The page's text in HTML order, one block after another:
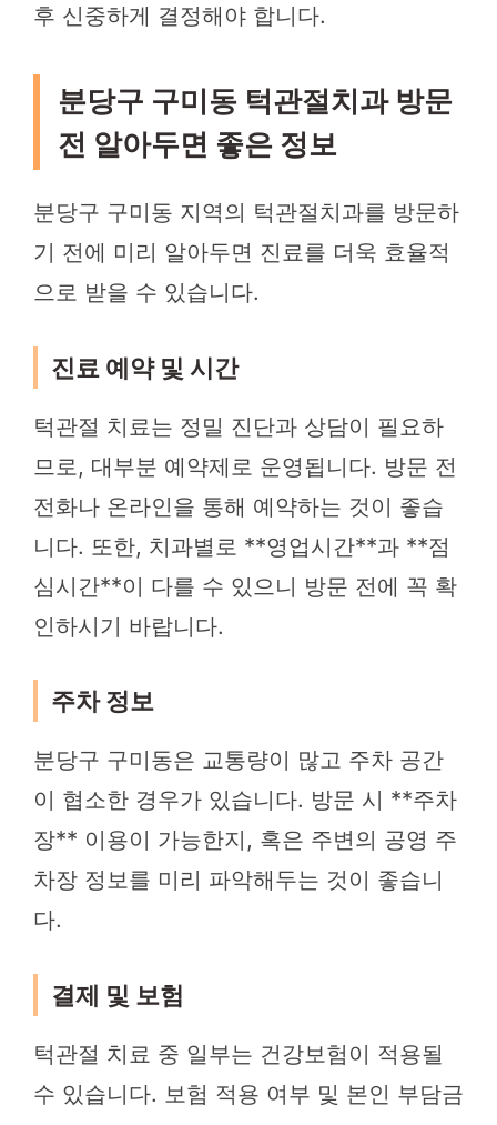
후 신중하게 결정해야 합니다.
분당구 구미동 턱관절치과 방문
전 알아두면 좋은 정보
분당구 구미동 지역의 턱관절치과를 방문하
기 전에 미리 알아두면 진료를 더욱 효율적
으로 받을 수 있습니다.
진료 예약 및 시간
턱관절 치료는 정밀 진단과 상담이 필요하
므로, 대부분 예약제로 운영됩니다. 방문 전
전화나 온라인을 통해 예약하는 것이 좋습
니다. 또한, 치과별로 **영업시간**과 **점
심시간**이 다를 수 있으니 방문 전에 꼭 확
인하시기 바랍니다.
주차 정보
분당구 구미동은 교통량이 많고 주차 공간
이 협소한 경우가 있습니다. 방문 시 **주차
장** 이용이 가능한지, 혹은 주변의 공영 주
차장 정보를 미리 파악해두는 것이 좋습니
다.
결제 및 보험
턱관절 치료 중 일부는 건강보험이 적용될
수 있습니다. 보험 적용 여부 및 본인 부담금